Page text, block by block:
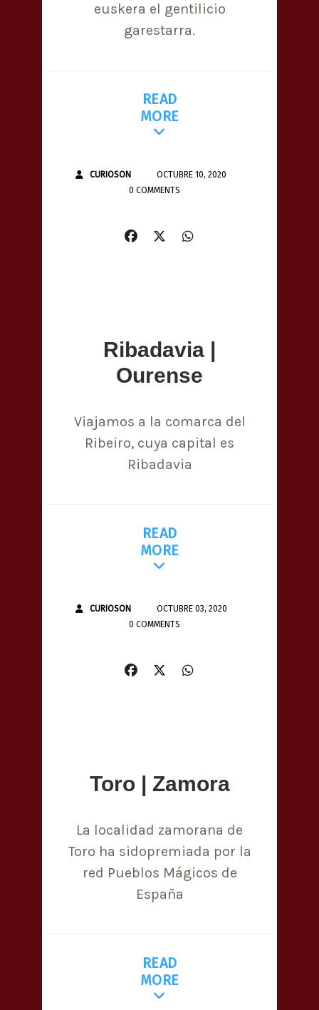
euskera el gentilicio
garestarra.
READ
MORE
CURIOSON
OCTUBRE 10, 2020
0 COMMENTS
Ribadavia |
Ourense
Viajamos a la comarca del
Ribeiro, cuya capital es
Ribadavia
READ
MORE
CURIOSON
OCTUBRE 03, 2020
0 COMMENTS
Toro | Zamora
La localidad zamorana de
Toro ha sidopremiada por la
red Pueblos Mágicos de
España
READ
MORE